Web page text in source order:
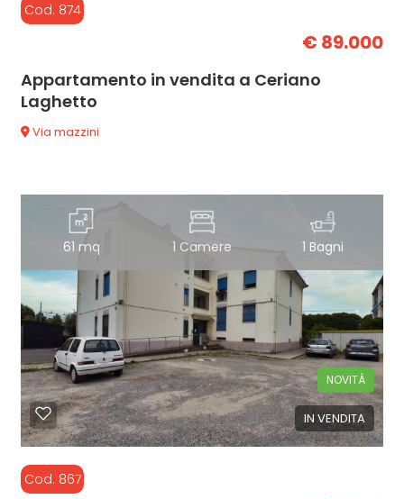
Cod. 874
€ 89.000
Appartamento in vendita a Ceriano
Laghetto
Via mazzini
61 mq 1 Camere 1 Bagni
IN VENDITA
NOVITÀ
Cod. 867